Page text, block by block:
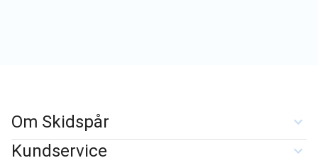
Om Skidspår
Kundservice